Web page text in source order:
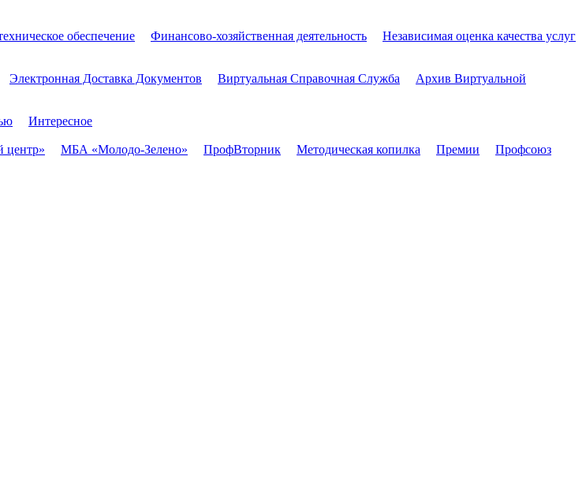
обеспечение Финансово-хозяйственная деятельность
Независимая оценка качества услуг
Электронная Доставка Документов Виртуальная Справочная Служба
Архив Виртуальной
Интересное
центр» МБА «Молодо-Зелено» ПрофВторник Методическая копилка Премии
Профсоюз